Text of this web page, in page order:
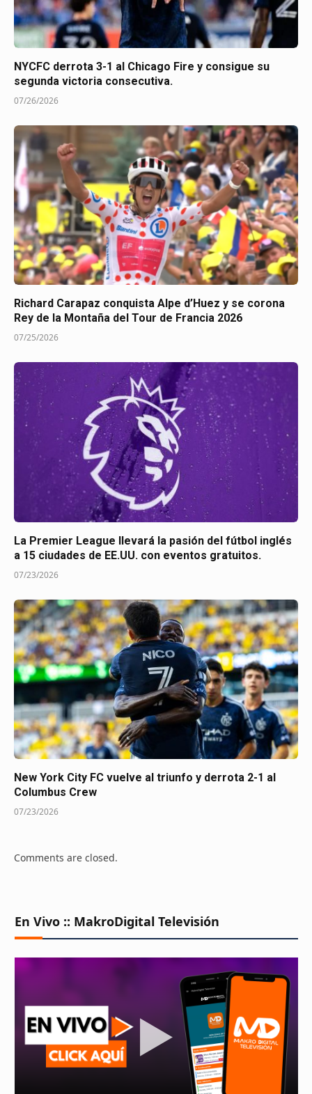
NYCFC derrota 3-1 al Chicago Fire y consigue su
segunda victoria consecutiva.
07/26/2026
Richard Carapaz conquista Alpe d’Huez y se corona
Rey de la Montaña del Tour de Francia 2026
07/25/2026
La Premier League llevará la pasión del fútbol inglés
a 15 ciudades de EE.UU. con eventos gratuitos.
07/23/2026
New York City FC vuelve al triunfo y derrota 2-1 al
Columbus Crew
07/23/2026
Comments are closed.
En Vivo :: MakroDigital Televisión